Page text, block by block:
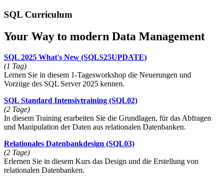
SQL Curriculum
Your Way to modern Data Management
SQL 2025 What's New (SQLS25UPDATE)
(1 Tag)
Lernen Sie in diesem 1-Tagesworkshop die Neuerungen und
Vorzüge des SQL Server 2025 kennen.
SQL Standard Intensivtraining (SQL02)
(2 Tage)
In diesem Training erarbeiten Sie die Grundlagen, für das Abfragen
und Manipulation der Daten aus relationalen Datenbanken.
Relationales Datenbankdesign (SQL03)
(2 Tage)
Erlernen Sie in diesem Kurs das Design und die Erstellung von
relationalen Datenbanken.